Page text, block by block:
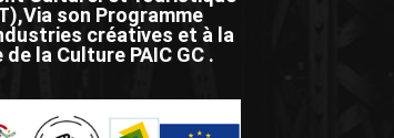
son Programme
créatives et à la
la Culture PAIC GC .